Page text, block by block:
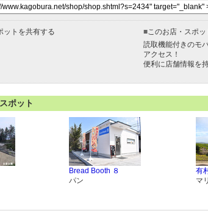
ットを共有する ■このお店・スポ
読取機能付きのモ
アクセス！
便利に店舗情報を
ポット
Bread Booth ８
パン
有
マ